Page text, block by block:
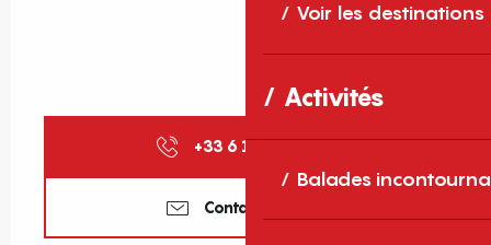
Voir les destinations
Activités
Balades
+33 6 10 46 48▒▒
Contactez-nous